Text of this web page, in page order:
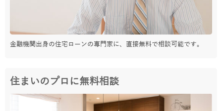
金融機関出身の住宅ローンの専門家に、直接無料で相談可能です。
住まいのプロに無料相談